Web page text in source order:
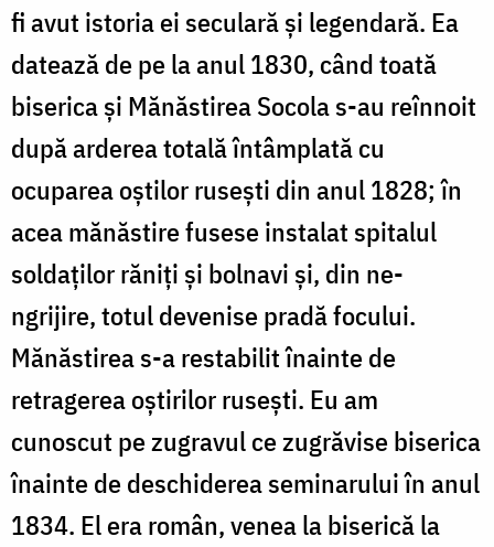
fi avut istoria ei seculară şi legendară. Ea
datează de pe la anul 1830, când toată
biserica şi Mănăstirea Socola s-au reînnoit
după arderea totală întâmplată cu
ocuparea oştilor ruseşti din anul 1828; în
acea mănăstire fusese instalat spitalul
soldaţilor răniţi şi bolnavi şi, din ne-
ngrijire, totul devenise pradă focului.
Mănăstirea s-a restabilit înainte de
retragerea oştirilor ruseşti. Eu am
cunoscut pe zugravul ce zugrăvise biserica
înainte de deschiderea seminarului în anul
1834. El era român, venea la biserică la